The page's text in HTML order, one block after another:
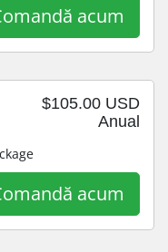
acum
$105.00 USD
Anual
acum